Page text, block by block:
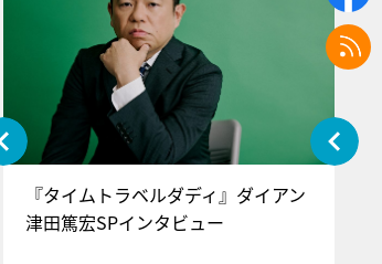
『タイムトラベルダディ』ダイアン
津田篤宏SPインタビュー